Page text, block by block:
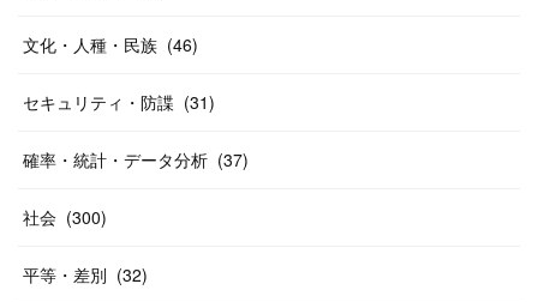
文化・人種・民族 (46)
セキュリティ・防諜 (31)
確率・統計・データ分析 (37)
社会 (300)
平等・差別 (32)